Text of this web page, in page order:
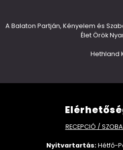
A Balaton Partján, Kényelem és
Élet Örök
Hethland
RECEPCIÓ /
Nyitvartartás:Hétfő-